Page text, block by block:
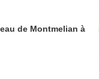
de Montmelian à